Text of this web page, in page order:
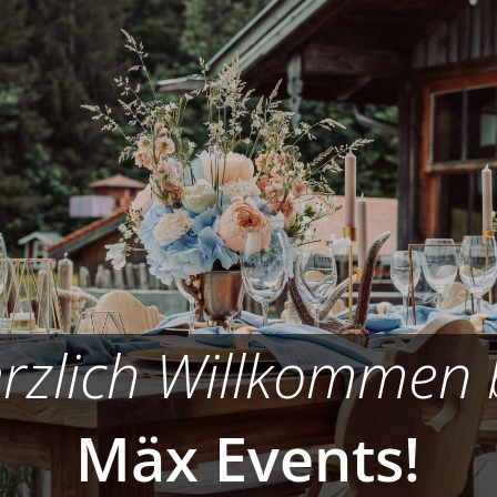
Willkommen
Mäx Events!